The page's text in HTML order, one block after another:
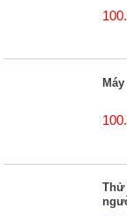
Thử